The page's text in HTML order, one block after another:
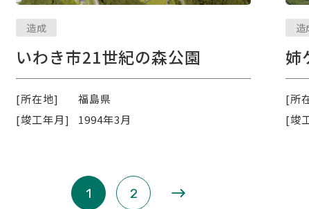
造成
いわき市21世紀の森公園
[所在地]
福島県
[竣工年月]
1994年3月
造
姉
[所
[竣
1 2